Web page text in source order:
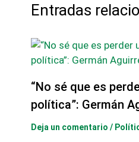
Entradas
“No sé que es
política”: Germán
Deja un comentario /